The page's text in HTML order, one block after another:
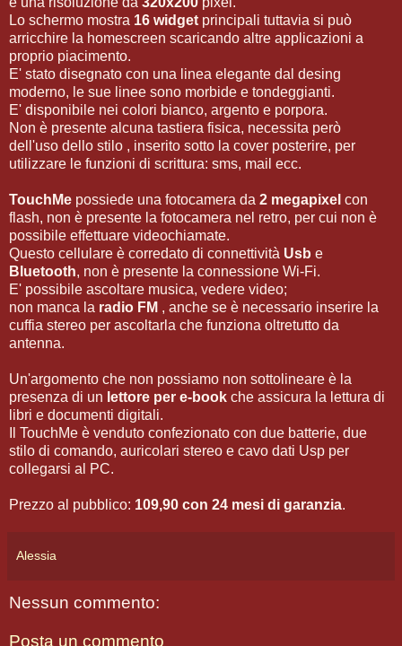
Lo schermo mostra 16 widget principali tuttavia si può
arricchire la homescreen scaricando altre applicazioni a
proprio piacimento.
E' stato disegnato con una linea elegante dal desing
moderno, le sue linee sono morbide e tondeggianti.
E' disponibile nei colori bianco, argento e porpora.
Non è presente alcuna tastiera fisica, necessita però
dell'uso dello stilo , inserito sotto la cover posterire, per
utilizzare le funzioni di scrittura: sms, mail ecc.
TouchMe possiede una fotocamera da 2 megapixel con
flash, non è presente la fotocamera nel retro, per cui non è
possibile effettuare videochiamate.
Questo cellulare è corredato di connettività Usb e
Bluetooth, non è presente la connessione Wi-Fi.
E' possibile ascoltare musica, vedere video;
non manca la radio FM , anche se è necessario inserire la
cuffia stereo per ascoltarla che funziona oltretutto da
antenna.
Un'argomento che non possiamo non sottolineare è la
presenza di un lettore per e-book che assicura la lettura di
libri e documenti digitali.
Il TouchMe è venduto confezionato con due batterie, due
stilo di comando, auricolari stereo e cavo dati Usp per
collegarsi al PC.
Prezzo al pubblico: 109,90 con 24 mesi di garanzia.
Alessia
Nessun commento:
Posta un commento